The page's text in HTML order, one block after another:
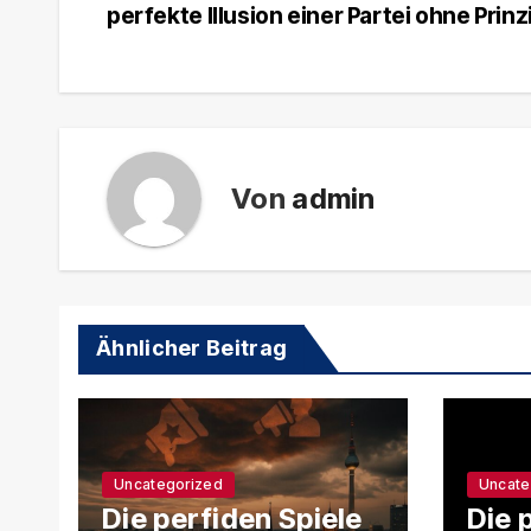
perfekte Illusion einer Partei ohne
Von admin
Ähnlicher Beitrag
Uncategorized
Die perfiden Spiele
Die